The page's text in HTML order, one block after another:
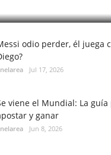
odio perder, él juega
Jul 17, 2026
viene el Mundial: La guía
y ganar
Jun 8, 2026